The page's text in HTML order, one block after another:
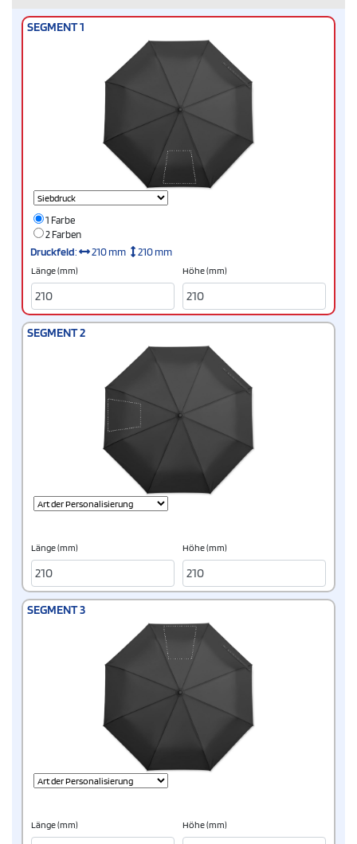
SEGMENT 1
1 Farbe
2 Farben
Druckfeld: 210 mm 210 mm
Länge (mm) Höhe (mm)
SEGMENT 2
Länge (mm) Höhe (mm)
SEGMENT 3
Länge (mm) Höhe (mm)